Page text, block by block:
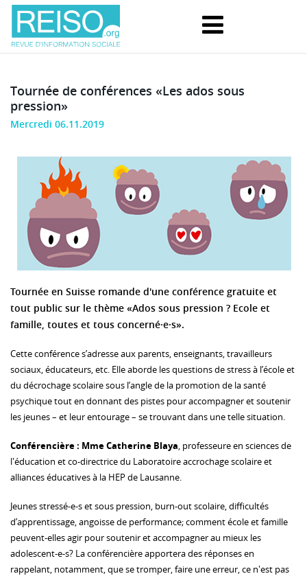
Tournée de conférences «Les ados sous
pression»
Mercredi 06.11.2019
Tournée en Suisse romande d'une conférence gratuite et
tout public sur le thème «Ados sous pression ? Ecole et
famille, toutes et tous concerné·e·s».
Cette conférence s’adresse aux parents, enseignants, travailleurs
sociaux, éducateurs, etc. Elle aborde les questions de stress à l’école et
du décrochage scolaire sous l’angle de la promotion de la santé
psychique tout en donnant des pistes pour accompagner et soutenir
les jeunes – et leur entourage – se trouvant dans une telle situation.
Conférencière : Mme Catherine Blaya, professeure en sciences de
l'éducation et co-directrice du Laboratoire accrochage scolaire et
alliances éducatives à la HEP de Lausanne.
Jeunes stressé-e-s et sous pression, burn-out scolaire, difficultés
d’apprentissage, angoisse de performance; comment école et famille
peuvent-elles agir pour soutenir et accompagner au mieux les
adolescent-e-s? La conférencière apportera des réponses en
rappelant, notamment, que se tromper, faire une erreur, ce n'est pas